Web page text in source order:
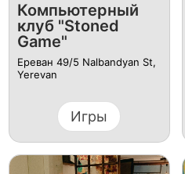
Компьютерный
клуб "Stoned
Game"
Ереван 49/5 Nalbandyan St,
Yerevan
Игры